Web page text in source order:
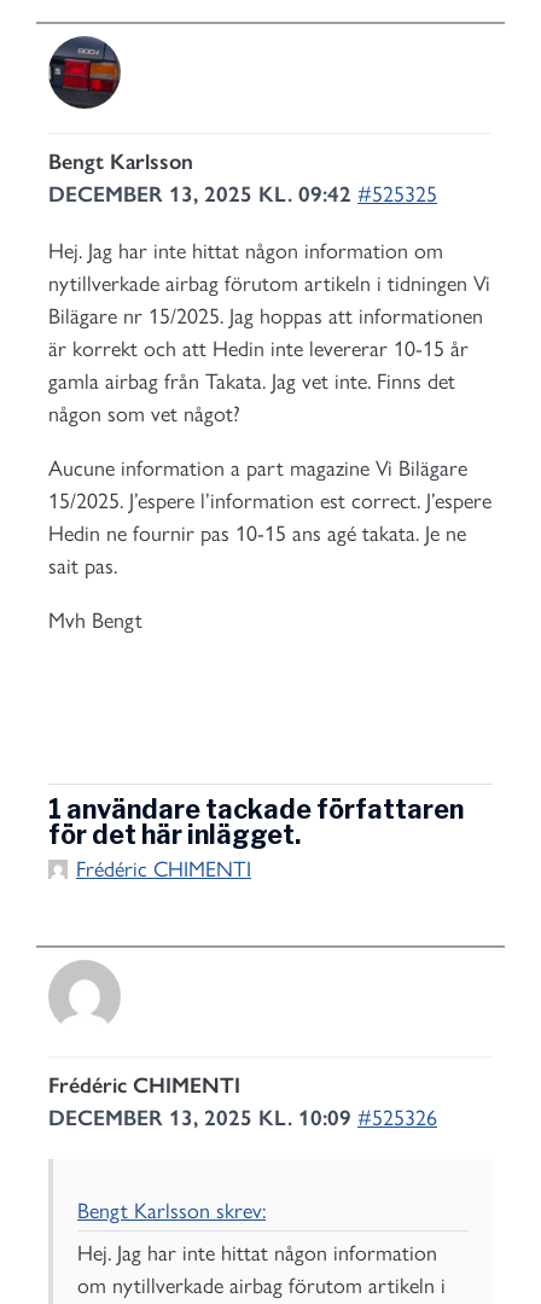
Bengt Karlsson
DECEMBER 13, 2025 KL. 09:42 #525325
Hej. Jag har inte hittat någon information om
nytillverkade airbag förutom artikeln i tidningen Vi
Bilägare nr 15/2025. Jag hoppas att informationen
är korrekt och att Hedin inte levererar 10-15 år
gamla airbag från Takata. Jag vet inte. Finns det
någon som vet något?
Aucune information a part magazine Vi Bilägare
15/2025. J’espere l’information est correct. J’espere
Hedin ne fournir pas 10-15 ans agé takata. Je ne
sait pas.
Mvh Bengt
1 användare tackade författaren
för det här inlägget.
Frédéric CHIMENTI
Frédéric CHIMENTI
DECEMBER 13, 2025 KL. 10:09 #525326
Bengt Karlsson skrev:
Hej. Jag har inte hittat någon information
om nytillverkade airbag förutom artikeln i